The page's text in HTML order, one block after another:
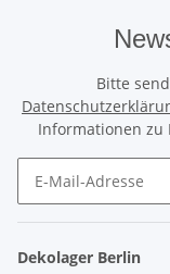
Bitte
Informationen zu
Dekolager Berlin